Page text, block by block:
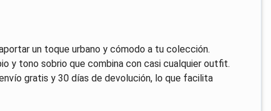
un toque urbano y cómodo a tu colección.
y tono sobrio que combina con casi cualquier outfit.
gratis y 30 días de devolución, lo que facilita